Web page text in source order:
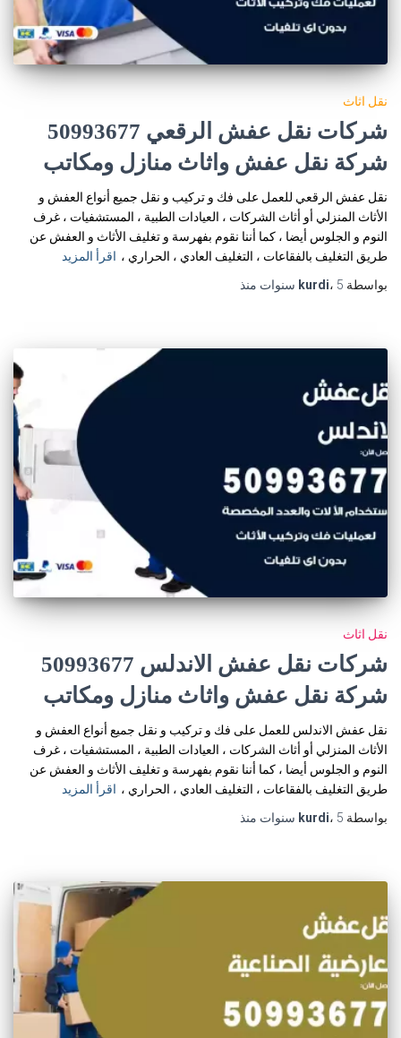
نقل اثاث
شركات نقل عفش الرقعي 50993677
شركة نقل عفش واثاث منازل ومكاتب
نقل عفش الرقعي للعمل على فك و تركيب و نقل جميع أنواع العفش و
الأثاث المنزلي أو أثاث الشركات ، العيادات الطبية ، المستشفيات ، غرف
النوم و الجلوس أيضا ، كما أننا نقوم بفهرسة و تغليف الأثاث و العفش عن
طريق التغليف بالفقاعات ، التغليف العادي ، الحراري ، اقرأ المزيد
بواسطة
kurdi، 5 سنوات منذ
نقل اثاث
شركات نقل عفش الاندلس 50993677
شركة نقل عفش واثاث منازل ومكاتب
نقل عفش الاندلس للعمل على فك و تركيب و نقل جميع أنواع العفش و
الأثاث المنزلي أو أثاث الشركات ، العيادات الطبية ، المستشفيات ، غرف
النوم و الجلوس أيضا ، كما أننا نقوم بفهرسة و تغليف الأثاث و العفش عن
طريق التغليف بالفقاعات ، التغليف العادي ، الحراري ، اقرأ المزيد
بواسطة
kurdi، 5 سنوات منذ